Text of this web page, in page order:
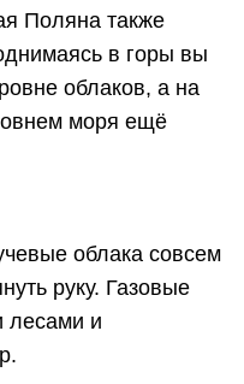
Поляна также
в горы вы
облаков, а на
моря ещё
облака совсем
руку. Газовые
лесами и